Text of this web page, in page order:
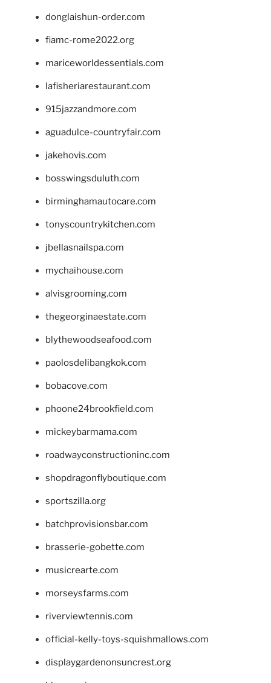
donglaishun-order.com
fiamc-rome2022.org
mariceworldessentials.com
lafisheriarestaurant.com
915jazzandmore.com
aguadulce-countryfair.com
jakehovis.com
bosswingsduluth.com
birminghamautocare.com
tonyscountrykitchen.com
jbellasnailspa.com
mychaihouse.com
alvisgrooming.com
thegeorginaestate.com
blythewoodseafood.com
paolosdelibangkok.com
bobacove.com
phoone24brookfield.com
mickeybarmama.com
roadwayconstructioninc.com
shopdragonflyboutique.com
sportszilla.org
batchprovisionsbar.com
brasserie-gobette.com
musicrearte.com
morseysfarms.com
riverviewtennis.com
official-kelly-toys-squishmallows.com
displaygardenonsuncrest.org